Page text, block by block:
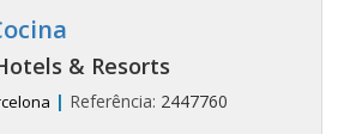
& Resorts
| Referência: 2447760